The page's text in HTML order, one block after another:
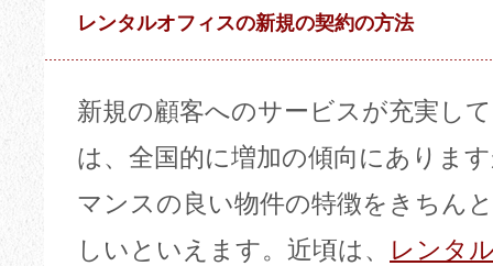
レンタルオフィスの新規の契約の方法
新規の顧客へのサービスが充実し
は、全国的に増加の傾向にありま
マンスの良い物件の特徴をきちん
しいといえます。近頃は、
レンタ